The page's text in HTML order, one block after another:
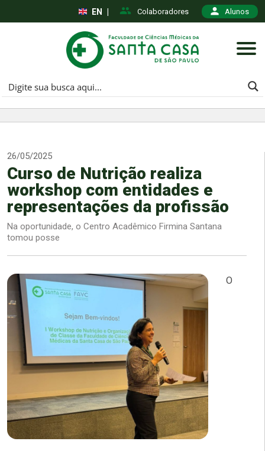
Colaboradores Alunos
EN
26/05/2025
Curso de Nutrição realiza
workshop com entidades e
representações da profissão
Na oportunidade, o Centro Acadêmico Firmina Santana
tomou posse
O